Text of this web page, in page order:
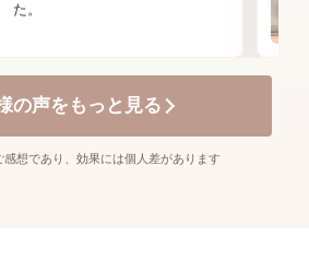
た。
の声をもっと見る
想であり、効果には個人差があります